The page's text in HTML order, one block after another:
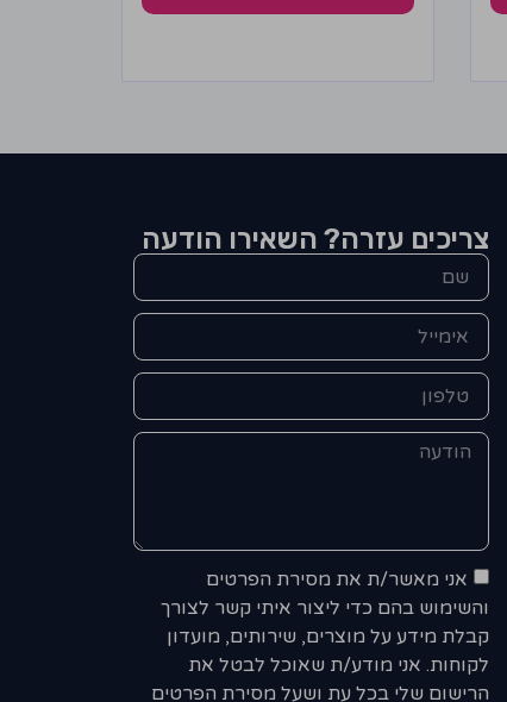
צריכים עזרה? השאירו הודעה
אני מאשר/ת את מסירת הפרטים
והשימוש בהם כדי ליצור איתי קשר לצורך
קבלת מידע על מוצרים, שירותים, מועדון
לקוחות. אני מודע/ת שאוכל לבטל את
הרישום שלי בכל עת ושעל מסירת הפרטים